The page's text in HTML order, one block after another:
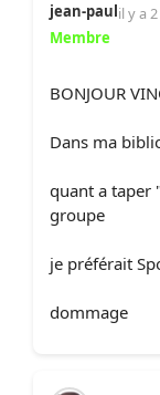
jean-paulil y a
Membre
BONJOUR
Dans ma
quant a taper
groupe
je préférait
dommage